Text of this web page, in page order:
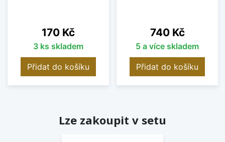
Cena
170 Kč
3 ks skladem
Přidat do košíku
Cena
740 Kč
5 a více skladem
Přidat do košíku
Lze zakoupit v setu